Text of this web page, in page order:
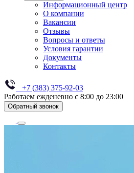
Информационный центр
О компании
Вакансии
Отзывы
Вопросы и ответы
Условия гарантии
Документы
Контакты
+7 (383) 375-92-03
Работаем ежденевно с 8:00 до 23:00
Обратный звонок